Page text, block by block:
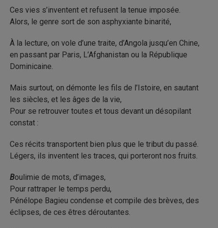
Ces vies s’inventent et refusent la tenue imposée.
Alors, le genre sort de son asphyxiante binarité,
À la lecture, on vole d’une traite, d’Angola jusqu’en Chine,
en passant par Paris, L’Afghanistan ou la République
Dominicaine.
Mais surtout, on démonte les fils de l’Istoire, en sautant
les siècles, et les âges de la vie,
Pour se retrouver toutes et tous devant un désopilant
constat :
Ces récits transportent bien plus que le tribut du passé.
Légers, ils inventent les traces, qui porteront nos fruits.
Boulimie de mots, d’images,
Pour rattraper le temps perdu,
Pénélope Bagieu condense et compile des brèves, des
éclipses, de ces êtres déroutantes.